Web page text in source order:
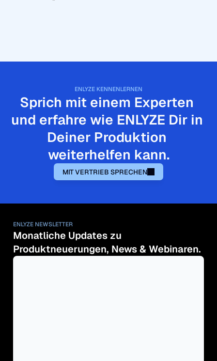
ENLYZE KENNENLERNEN
Sprich mit einem Experten
und erfahre wie ENLYZE Dir in
Deiner Produktion
weiterhelfen kann.
MIT VERTRIEB SPRECHEN
ENLYZE NEWSLETTER
Monatliche Updates zu
Produktneuerungen, News & Webinaren.